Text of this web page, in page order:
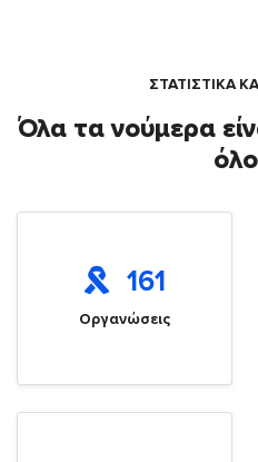
ΣΤΑΤΙΣΤΙΚΑ
Όλα τα νούμερα
161
Οργανώσεις